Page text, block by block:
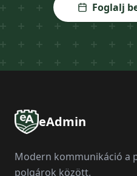
Foglalj
eAdmin
Modern kommunikáció a
polgárok között.